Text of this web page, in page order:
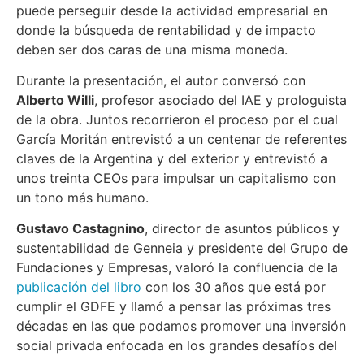
puede perseguir desde la actividad empresarial en
donde la búsqueda de rentabilidad y de impacto
deben ser dos caras de una misma moneda.
Durante la presentación, el autor conversó con
Alberto Willi, profesor asociado del IAE y prologuista
de la obra. Juntos recorrieron el proceso por el cual
García Moritán entrevistó a un centenar de referentes
claves de la Argentina y del exterior y entrevistó a
unos treinta CEOs para impulsar un capitalismo con
un tono más humano.
Gustavo Castagnino, director de asuntos públicos y
sustentabilidad de Genneia y presidente del Grupo de
Fundaciones y Empresas, valoró la confluencia de la
publicación del libro con los 30 años que está por
cumplir el GDFE y llamó a pensar las próximas tres
décadas en las que podamos promover una inversión
social privada enfocada en los grandes desafíos del